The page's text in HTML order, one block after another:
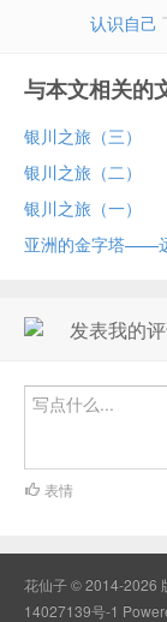
认识自己
与本文相关的
银川之旅（三）
银川之旅（二）
银川之旅（一）
亚洲的金字塔——
发表我的
表情
花仙子© 2014-2026
14027139号-1